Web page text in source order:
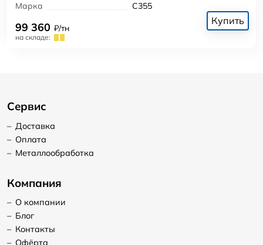
Марка
С355
99 360 ₽/тн
на складе:
Купить
Сервис
– Доставка
– Оплата
– Металлообработка
Компания
– О компании
– Блог
– Контакты
– Офёрта